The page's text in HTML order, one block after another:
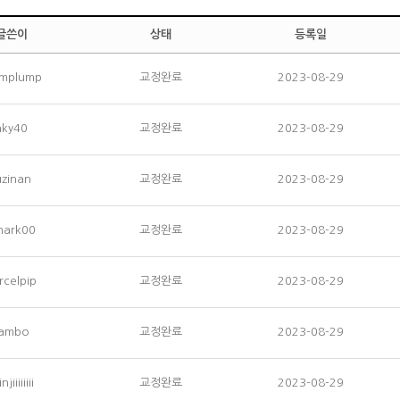
쓴이 상태 등록일
교정완료 2023-08-29
교정완료 2023-08-29
교정완료 2023-08-29
교정완료 2023-08-29
교정완료 2023-08-29
교정완료 2023-08-29
교정완료 2023-08-29